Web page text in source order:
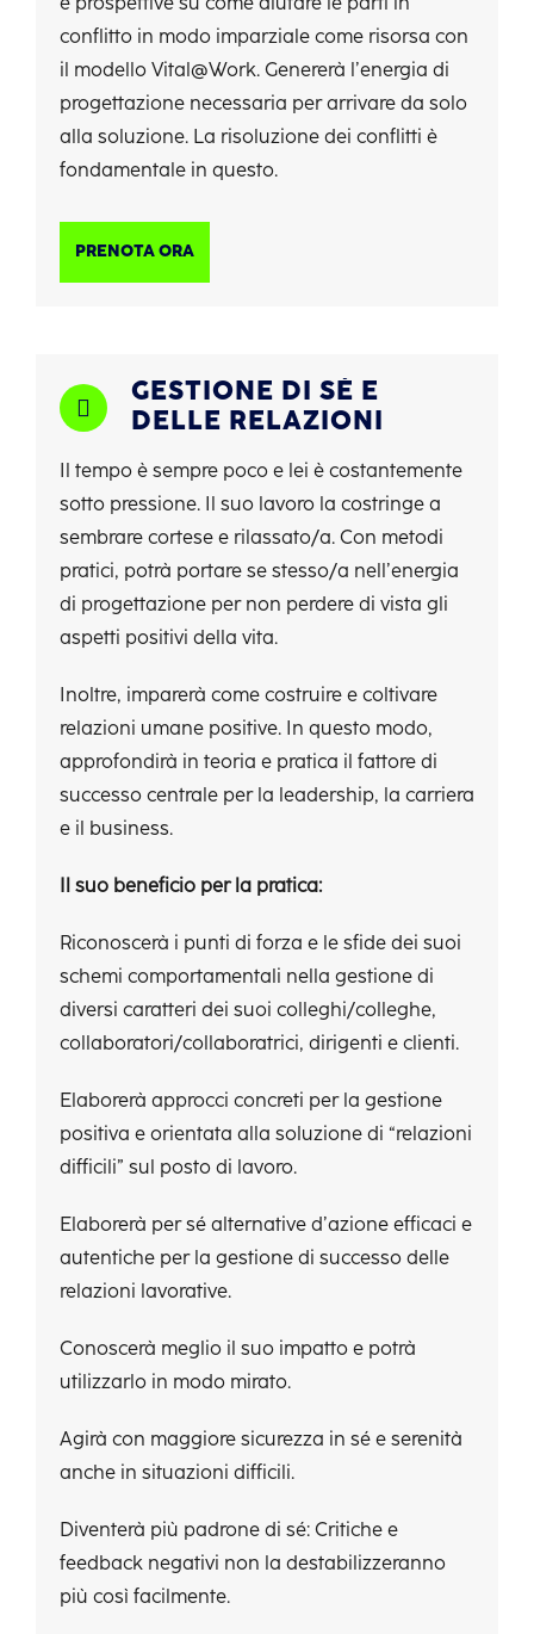
conflitto in modo imparziale come risorsa con
il modello Vital@Work. Genererà l’energia di
progettazione necessaria per arrivare da solo
alla soluzione. La risoluzione dei conflitti è
fondamentale in questo.
PRENOTA ORA
GESTIONE DI SÉ E
DELLE RELAZIONI
Il tempo è sempre poco e lei è costantemente
sotto pressione. Il suo lavoro la costringe a
sembrare cortese e rilassato/a. Con metodi
pratici, potrà portare se stesso/a nell’energia
di progettazione per non perdere di vista gli
aspetti positivi della vita.
Inoltre, imparerà come costruire e coltivare
relazioni umane positive. In questo modo,
approfondirà in teoria e pratica il fattore di
successo centrale per la leadership, la carriera
e il business.
Il suo beneficio per la pratica:
Riconoscerà i punti di forza e le sfide dei suoi
schemi comportamentali nella gestione di
diversi caratteri dei suoi colleghi/colleghe,
collaboratori/collaboratrici, dirigenti e clienti.
Elaborerà approcci concreti per la gestione
positiva e orientata alla soluzione di “relazioni
difficili” sul posto di lavoro.
Elaborerà per sé alternative d’azione efficaci e
autentiche per la gestione di successo delle
relazioni lavorative.
Conoscerà meglio il suo impatto e potrà
utilizzarlo in modo mirato.
Agirà con maggiore sicurezza in sé e serenità
anche in situazioni difficili.
Diventerà più padrone di sé: Critiche e
feedback negativi non la destabilizzeranno
più così facilmente.